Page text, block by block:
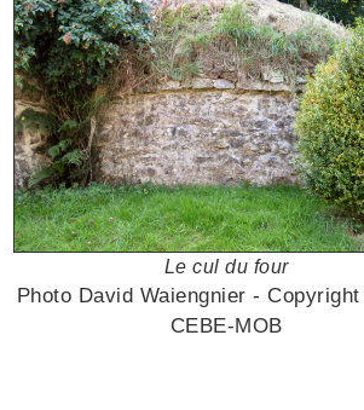
Le cul du four
Photo David Waiengnier -
CEBE-MOB